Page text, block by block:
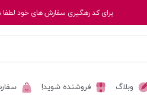
برای کد رهگیری سفارش های خود لطفا
وبلاگ فروشنده شوید!